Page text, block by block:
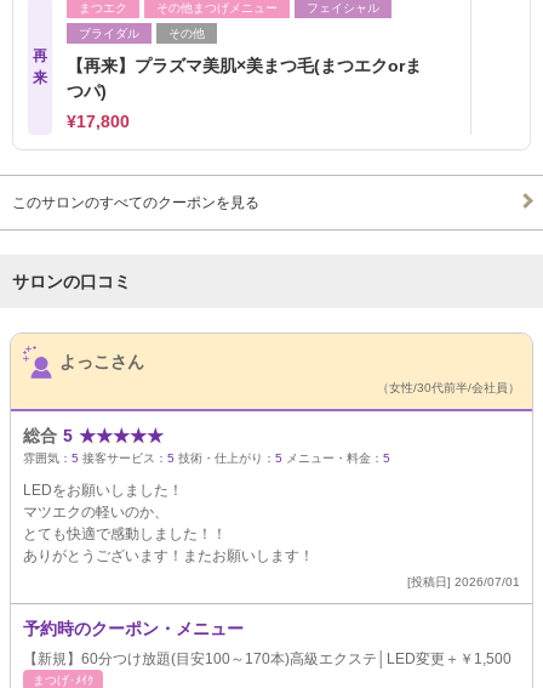
再
来
まつエク その他まつげメニュー
フェイシャル
ブライダル
その他
【再来】プラズマ美肌×美まつ毛(まつエクorま
つパ)
¥17,800
このサロンのすべてのクーポンを見る
サロンの口コミ
サロンPick Up
よっこさん
（女性/30代前半/会社員）
総合 5 ★★★★★
雰囲気： 5 接客サービス： 5 技術・仕上がり： 5 メニュー・料金： 5
LEDをお願いしました！
マツエクの軽いのか、
とても快適で感動しました！！
ありがとうございます！またお願いします！
[投稿日] 2026/07/01
予約時のクーポン・メニュー
【新規】60分つけ放題(目安100～170本)高級エクステ│LED変更＋￥1,500
まつげ･ﾒｲｸ